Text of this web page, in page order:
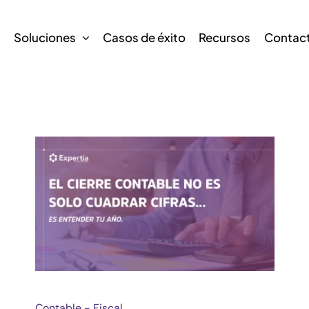
Soluciones Casos de éxito Recursos